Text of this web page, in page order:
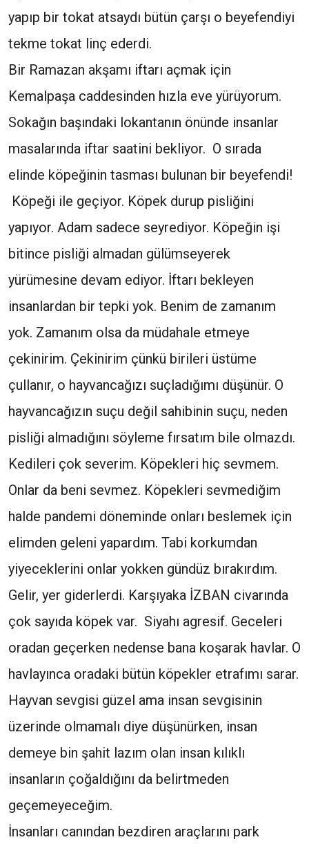
yapıp bir tokat atsaydı bütün çarşı o beyefendiyi
tekme tokat linç ederdi.
Bir Ramazan akşamı iftarı açmak için
Kemalpaşa caddesinden hızla eve yürüyorum.
Sokağın başındaki lokantanın önünde insanlar
masalarında iftar saatini bekliyor. O sırada
elinde köpeğinin tasması bulunan bir beyefendi!
Köpeği ile geçiyor. Köpek durup pisliğini
yapıyor. Adam sadece seyrediyor. Köpeğin işi
bitince pisliği almadan gülümseyerek
yürümesine devam ediyor. İftarı bekleyen
insanlardan bir tepki yok. Benim de zamanım
yok. Zamanım olsa da müdahale etmeye
çekinirim. Çekinirim çünkü birileri üstüme
çullanır, o hayvancağızı suçladığımı düşünür. O
hayvancağızın suçu değil sahibinin suçu, neden
pisliği almadığını söyleme fırsatım bile olmazdı.
Kedileri çok severim. Köpekleri hiç sevmem.
Onlar da beni sevmez. Köpekleri sevmediğim
halde pandemi döneminde onları beslemek için
elimden geleni yapardım. Tabi korkumdan
yiyeceklerini onlar yokken gündüz bırakırdım.
Gelir, yer giderlerdi. Karşıyaka İZBAN civarında
çok sayıda köpek var. Siyahı agresif. Geceleri
oradan geçerken nedense bana koşarak havlar. O
havlayınca oradaki bütün köpekler etrafımı sarar.
Hayvan sevgisi güzel ama insan sevgisinin
üzerinde olmamalı diye düşünürken, insan
demeye bin şahit lazım olan insan kılıklı
insanların çoğaldığını da belirtmeden
geçemeyeceğim.
İnsanları canından bezdiren araçlarını park